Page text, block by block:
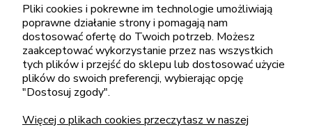
pon.-piąt.: 08:00-16:00
sklep@cebit.pl
ZAKUPY
POMOC
Pliki cookies i pokrewne im technologie umożliwiają
poprawne działanie strony i pomagają nam
dostosować ofertę do Twoich potrzeb. Możesz
zaakceptować wykorzystanie przez nas wszystkich
tych plików i przejść do sklepu lub dostosować użycie
plików do swoich preferencji, wybierając opcję
"Dostosuj zgody".
Więcej o plikach cookies przeczytasz w naszej